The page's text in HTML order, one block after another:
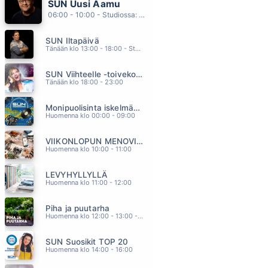
JAATELÖKESA
OLEN ONNELLINEN
TÄÄLTÄ IKUISUUTEEN
VALHEISTA KAUNEIN
SUN Uusi Aamu
06:00 - 10:00 - Studiossa: Kimmo Hoivassilta
SUN Iltapäivä
Tänään klo 13:00 - 18:00 - Studiossa: Kaisu Lämsä
SUN Viihteelle -toivekonsertti
Tänään klo 18:00 - 23:00
Monipuolisinta iskelmää ja parasta poppia
Huomenna klo 00:00 - 09:00
VIIKONLOPUN MENOVINKIT
Huomenna klo 10:00 - 11:00
LEVYHYLLYLLÄ
Huomenna klo 11:00 - 12:00
Piha ja puutarha
Huomenna klo 12:00 - 13:00 - Studiossa: Pinsiön Taimisto
SUN Suosikit TOP 20
Huomenna klo 14:00 - 16:00